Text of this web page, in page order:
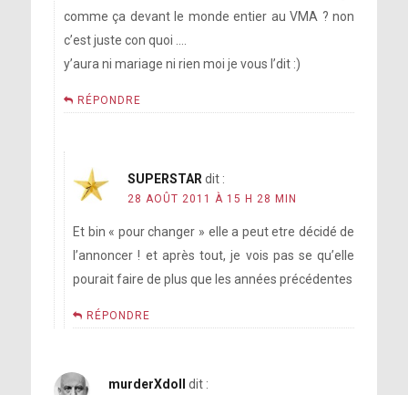
comme ça devant le monde entier au VMA ? non
c’est juste con quoi ….
y’aura ni mariage ni rien moi je vous l’dit :)
RÉPONDRE
SUPERSTAR dit :
28 AOÛT 2011 À 15 H 28 MIN
Et bin « pour changer » elle a peut etre décidé de
l’annoncer ! et après tout, je vois pas se qu’elle
pourait faire de plus que les années précédentes
RÉPONDRE
murderXdoll dit :